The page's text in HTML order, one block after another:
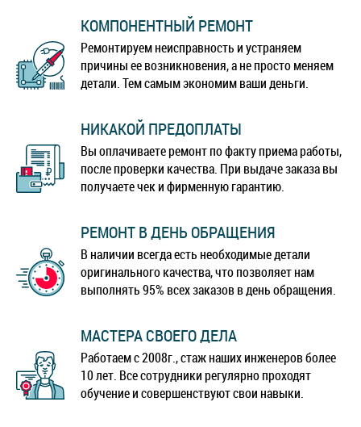
КОМПОНЕНТНЫЙ РЕМОНТ
Ремонтируем неисправность и устраняем
причины ее возникновения, а не просто меняем
детали. Тем самым экономим ваши деньги.
НИКАКОЙ ПРЕДОПЛАТЫ
Вы оплачиваете ремонт по факту приема работы,
после проверки качества. При выдаче заказа вы
получаете чек и фирменную гарантию.
РЕМОНТ В ДЕНЬ ОБРАЩЕНИЯ
В наличии всегда есть необходимые детали
оригинального качества, что позволяет нам
выполнять 95% всех заказов в день обращения.
МАСТЕРА СВОЕГО ДЕЛА
Работаем с 2008г., стаж наших инженеров более
10 лет. Все сотрудники регулярно проходят
обучение и совершенствуют свои навыки.